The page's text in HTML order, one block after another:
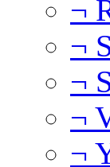
¬
¬
¬
¬
¬